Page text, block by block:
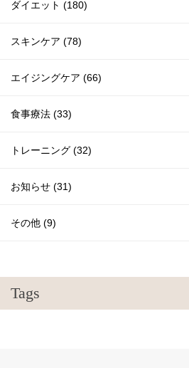
ダイエット (180)
スキンケア (78)
エイジングケア (66)
食事療法 (33)
トレーニング (32)
お知らせ (31)
その他 (9)
Tags